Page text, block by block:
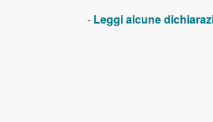
- Leggi alcune